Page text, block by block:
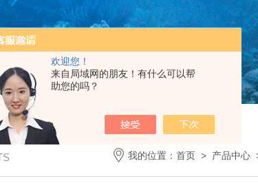
欢迎您！
来自局域网的朋友！有什么可以帮
助您的吗？
我的位置： 首页 > 产品中心